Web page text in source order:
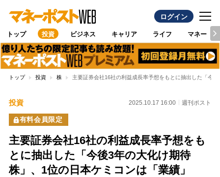
ログイン
トップ 投資 ビジネス キャリア ライフ マネー
トップ 投資 株 主要証券会社16社の利益成長率予想をもとに抽出した「今
投資 2025.10.17 16:00 週刊ポスト
有料会員限定
主要証券会社16社の利益成長率予想をも
とに抽出した「今後3年の大化け期待
株」、1位の日本ケミコンは「業績」